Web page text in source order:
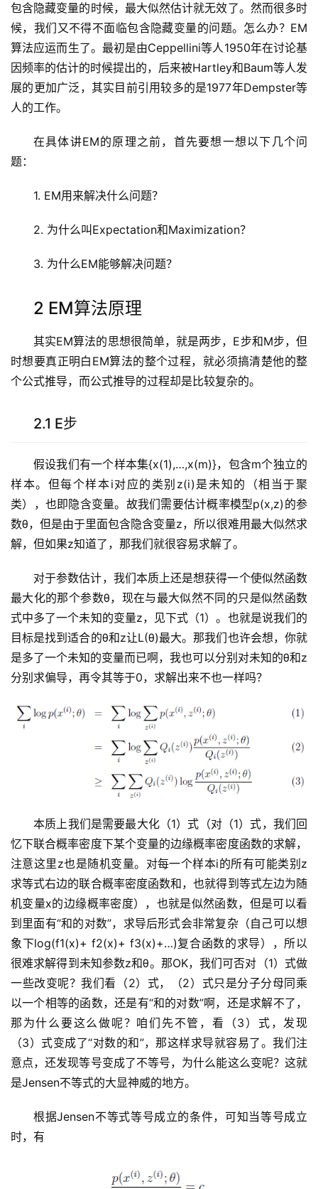
包含隐藏变量的时候，最大似然估计就无效了。然而很多时
候，我们又不得不面临包含隐藏变量的问题。怎么办？EM
算法应运而生了。最初是由Ceppellini等人1950年在讨论基
因频率的估计的时候提出的，后来被Hartley和Baum等人发
展的更加广泛，其实目前引用较多的是1977年Dempster等
人的工作。
在具体讲EM的原理之前，首先要想一想以下几个问
题：
1. EM用来解决什么问题？
2. 为什么叫Expectation和Maximization？
3. 为什么EM能够解决问题？
2 EM算法原理
其实EM算法的思想很简单，就是两步，E步和M步，但
时想要真正明白EM算法的整个过程，就必须搞清楚他的整
个公式推导，而公式推导的过程却是比较复杂的。
2.1 E步
假设我们有一个样本集{x(1),…,x(m)}，包含m个独立的
样本。但每个样本i对应的类别z(i)是未知的（相当于聚
类），也即隐含变量。故我们需要估计概率模型p(x,z)的参
数θ，但是由于里面包含隐含变量z，所以很难用最大似然求
解，但如果z知道了，那我们就很容易求解了。
对于参数估计，我们本质上还是想获得一个使似然函数
最大化的那个参数θ，现在与最大似然不同的只是似然函数
式中多了一个未知的变量z，见下式（1）。也就是说我们的
目标是找到适合的θ和z让L(θ)最大。那我们也许会想，你就
是多了一个未知的变量而已啊，我也可以分别对未知的θ和z
分别求偏导，再令其等于0，求解出来不也一样吗？
本质上我们是需要最大化（1）式（对（1）式，我们回
忆下联合概率密度下某个变量的边缘概率密度函数的求解，
注意这里z也是随机变量。对每一个样本i的所有可能类别z
求等式右边的联合概率密度函数和，也就得到等式左边为随
机变量x的边缘概率密度），也就是似然函数，但是可以看
到里面有“和的对数”，求导后形式会非常复杂（自己可以想
象下log(f1(x)+ f2(x)+ f3(x)+…)复合函数的求导），所以
很难求解得到未知参数z和θ。那OK，我们可否对（1）式做
一些改变呢？我们看（2）式，（2）式只是分子分母同乘
以一个相等的函数，还是有“和的对数”啊，还是求解不了，
那为什么要这么做呢？咱们先不管，看（3）式，发现
（3）式变成了“对数的和”，那这样求导就容易了。我们注
意点，还发现等号变成了不等号，为什么能这么变呢？这就
是Jensen不等式的大显神威的地方。
根据Jensen不等式等号成立的条件，可知当等号成立
时，有